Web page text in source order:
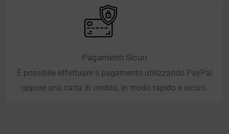
Pagamenti Sicuri
È possibile effettuare il pagamento utilizzando PayPal
oppure una carta di credito, in modo rapido e sicuro.